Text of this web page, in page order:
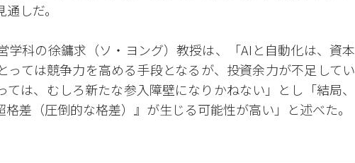
しだ。
学科の徐鏞求（ソ・ヨング）教授は、「AIと自動化は、資本
っては競争力を高める手段となるが、投資余力が不足してい
は、むしろ新たな参入障壁になりかねない」とし「結局、
差（圧倒的な格差）』が生じる可能性が高い」と述べた。